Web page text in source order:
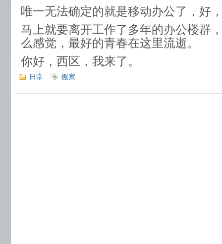
唯一无法确定的就是移动办公了，好
马上就要离开工作了多年的办公楼群
么感觉，最好的青春在这里流逝。
你好，西区，我来了。
日常 搬家